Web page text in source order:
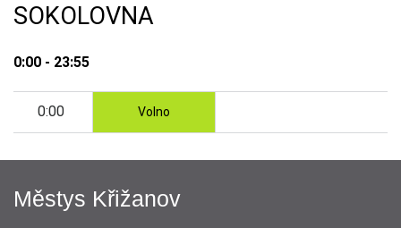
SOKOLOVNA
0:00 - 23:55
0:00 Volno
Městys Křižanov